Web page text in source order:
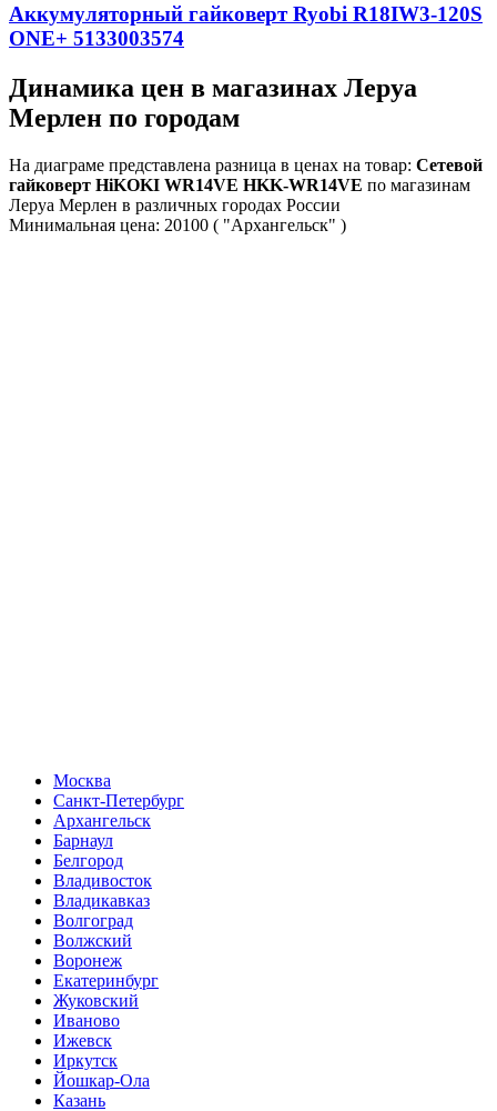
Аккумуляторный гайковерт Ryobi R18IW3-120S
ONE+ 5133003574
Динамика цен в магазинах Леруа
Мерлен по городам
На диаграме представлена разница в ценах на товар: Сетевой
гайковерт HiKOKI WR14VE HKK-WR14VE по магазинам
Леруа Мерлен в различных городах России
Минимальная цена: 20100 ( "Архангельск" )
Москва
Санкт-Петербург
Архангельск
Барнаул
Белгород
Владивосток
Владикавказ
Волгоград
Волжский
Воронеж
Екатеринбург
Жуковский
Иваново
Ижевск
Иркутск
Йошкар-Ола
Казань